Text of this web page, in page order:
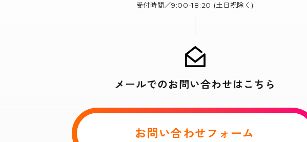
受付時間／9:00-18:20 (土日祝除く)
メールでのお問い合わせはこちら
お問い合わせフォーム